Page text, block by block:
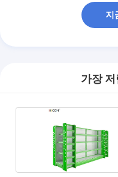
지
가장